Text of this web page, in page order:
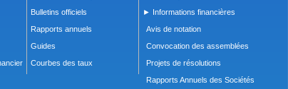
Bulletins officiels
Rapports annuels
Guides
Courbes des taux
► Informations financières
Avis de notation
Convocation des assemblées
Projets de résolutions
Rapports Annuels des Sociétés